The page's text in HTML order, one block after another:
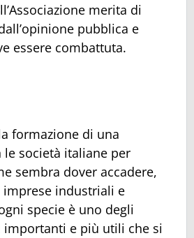
merita di
pubblica e
essere combattuta.
formazione di una
le società italiane per
sembra dover accadere,
imprese industriali e
specie è uno degli
e più utili che si